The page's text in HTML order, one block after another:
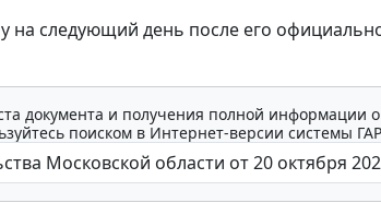
на следующий день после его
документа и получения полной информации
поиском в Интернет-версии системы